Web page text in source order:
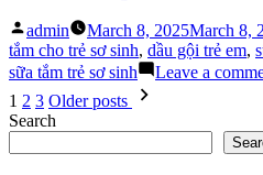
Em
Bé
–
Bí
Quyết
Chăm
Posted
by
admin March 8, 2025March 8,
tắm cho trẻ sơ sinh, dầu gội trẻ em,
sữa tắm trẻ sơ sinh
Leave a
Posts
pagination
1 2 3 Older posts
Search